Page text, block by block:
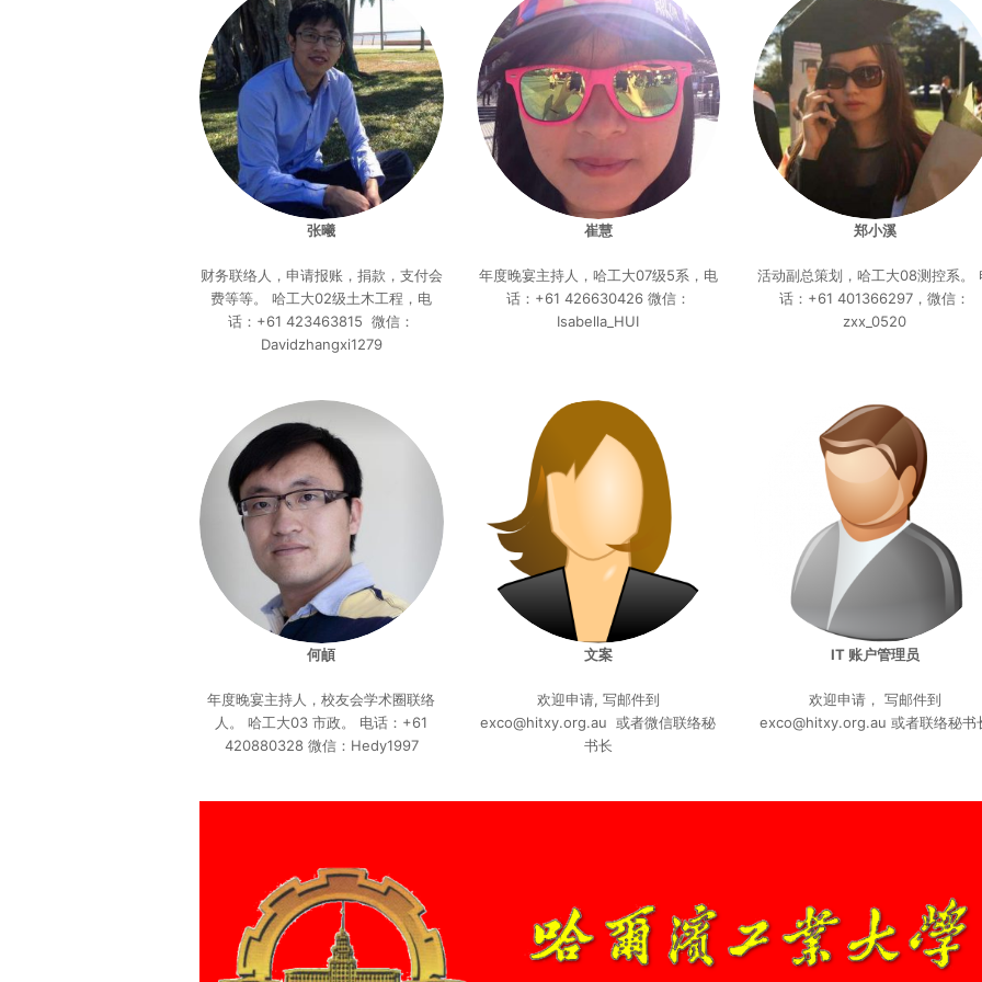
张曦
财务联络人，申请报账，捐款，支付会
费等等。 哈工大02级土木工程，电
话：+61 423463815 微信：
Davidzhangxi1279
崔慧
年度晚宴主持人，哈工大07级5系，电
话：+61 426630426 微信：
Isabella_HUI
郑小溪
活动副总策划，哈工大08测控系。
话：+61 401366297，微信：
zxx_0520
何頔
年度晚宴主持人，校友会学术圈联络
人。 哈工大03 市政。 电话：+61
420880328 微信：Hedy1997
文案
欢迎申请, 写邮件到
exco@hitxy.org.au 或者微信联络秘
书长
IT 账户管理员
欢迎申请， 写邮件到
exco@hitxy.org.au 或者联络秘书